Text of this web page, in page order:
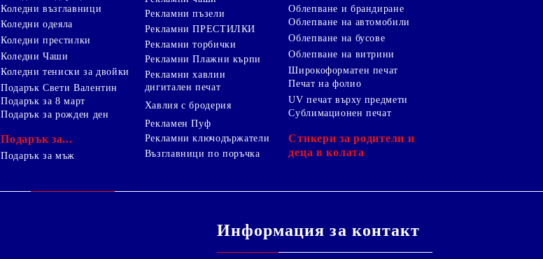
Коледни възглавници
Коледни одеяла
Коледни престилки
Коледни Чаши
Коледни тениски за двойки
Подарък Свети Валентин
Подарък за 8 март
Подарък за рожден ден
Подарък за...
Подарък за мъж
Рекламни пъзели
Рекламни ПРЕСТИЛКИ
Рекламни торбички
Рекламни Плажни кърпи
Рекламни хавлии
дигитален печат
Хавлия с бродерия
Рекламен Пуф
Рекламни ключодържатели
Възглавници по поръчка
Облепване и брандиране
Облепване на автомобили
Облепване на бусове
Облепване на витрини
Широкоформатен печат
Печат на фолио
UV печат върху предмети
Сублимационен печат
Стикери за родители и
деца в колата
Информация за контакт